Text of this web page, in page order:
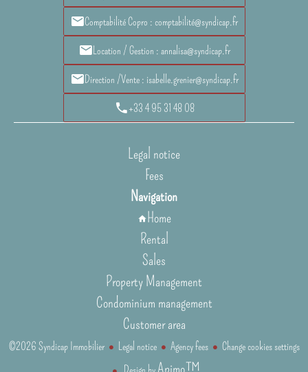
Comptabilité Copro : comptabilité@syndicap.fr
Location / Gestion : annalisa@syndicap.fr
Direction /Vente : isabelle.grenier@syndicap.fr
+33 4 95 31 48 08
Legal notice
Fees
Navigation
Home
Rental
Sales
Property Management
Condominium management
Customer area
©2026 Syndicap Immobilier Legal notice Agency fees
Change cookies settings